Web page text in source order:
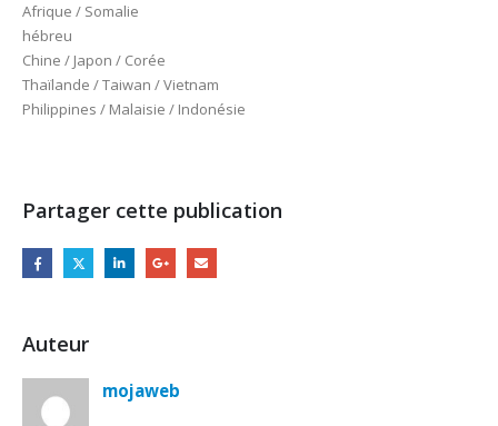
Afrique / Somalie
hébreu
Chine / Japon / Corée
Thaïlande / Taiwan / Vietnam
Philippines / Malaisie / Indonésie
Partager cette publication
Auteur
mojaweb